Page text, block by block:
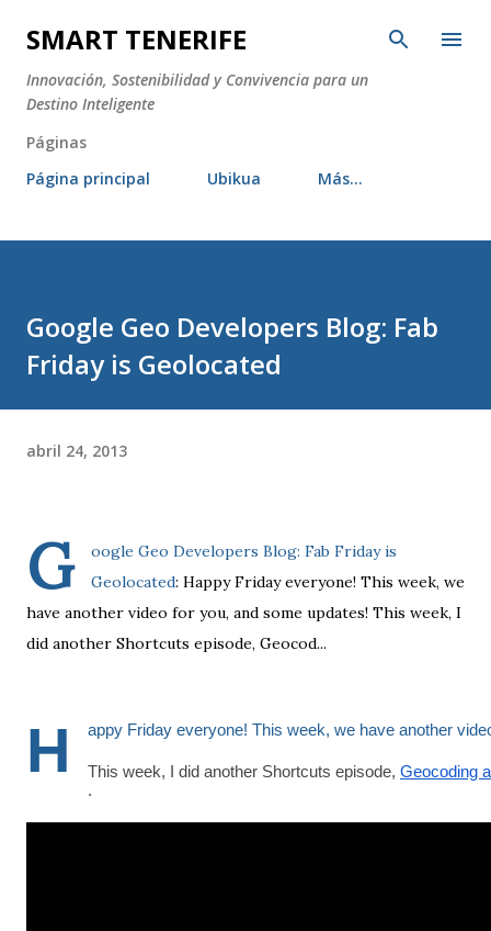
Ir al contenido principal
SMART TENERIFE
Innovación, Sostenibilidad y Convivencia para un
Destino Inteligente
Páginas
Página principal
Ubikua Más…
Google Geo Developers Blog: Fab
Friday is Geolocated
abril 24, 2013
G
oogle Geo Developers Blog: Fab Friday is
Geolocated: Happy Friday everyone! This week, we
have another video for you, and some updates! This week, I
did another Shortcuts episode, Geocod...
H appy Friday everyone! This week, we have another
This week, I did another Shortcuts episode,
.